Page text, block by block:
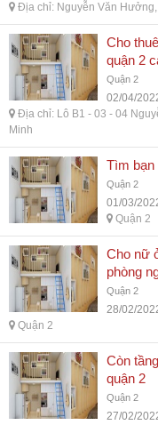
Địa chỉ: Nguyễn Văn
Cho
quận 2
định,
Quận 2
02/04/
Địa chỉ: Lô B1 - 03 - 04
Minh
Tìm bạn
Quận 2
01/03/
Quận 2
Cho nữ
phòng
Quận 2
28/02/
Quận 2
Còn
quận 2
Quận 2
27/02/